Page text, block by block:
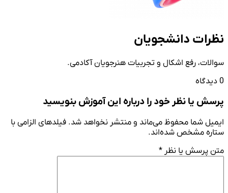
نظرات دانشجویان
سوالات، رفع اشکال و تجربیات هنرجویان آکادمی.
پرسش یا نظر خود را درباره این آموزش بنویسید
ایمیل شما محفوظ می‌ماند و منتشر نخواهد شد. فیلدهای الزامی با
ستاره مشخص شده‌اند.
متن پرسش یا نظر*